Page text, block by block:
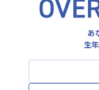
あ
生
プライバシーポリシー
利用規約